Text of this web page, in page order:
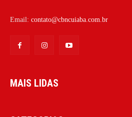
Email: contato@cbncuiaba.com.br
MAIS LIDAS